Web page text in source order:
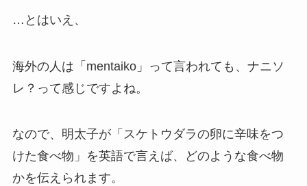
…とはいえ、
海外の人は「mentaiko」って言われても、ナニソ
レ？って感じですよね。
なので、明太子が「スケトウダラの卵に辛味をつ
けた食べ物」を英語で言えば、どのような食べ物
かを伝えられます。